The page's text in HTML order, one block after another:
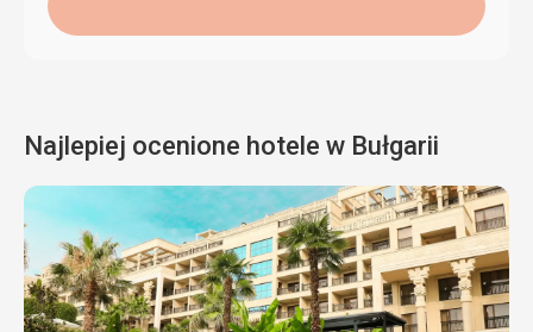
Najlepiej ocenione hotele w Bułgarii